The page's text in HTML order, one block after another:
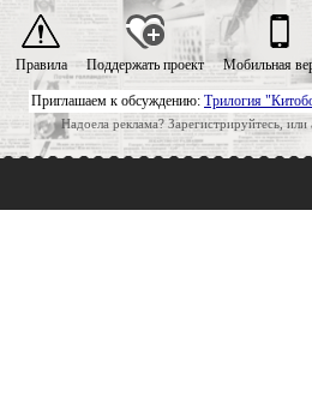
Приглашаем к обсуждению: Трилогия
Надоела реклама? Зарегистрируйтесь, или
Правила Поддержать проект Мобильная